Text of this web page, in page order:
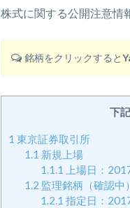
株式に関する公開注意情
銘柄をクリックすると
下
1 東京証券取引所
1.1 新規上場
1.1.1
上場日：
1.2 監理銘柄（確認中
1.2.1 指定日：